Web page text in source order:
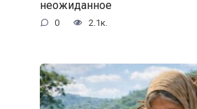
неожиданное
0 2.1к.